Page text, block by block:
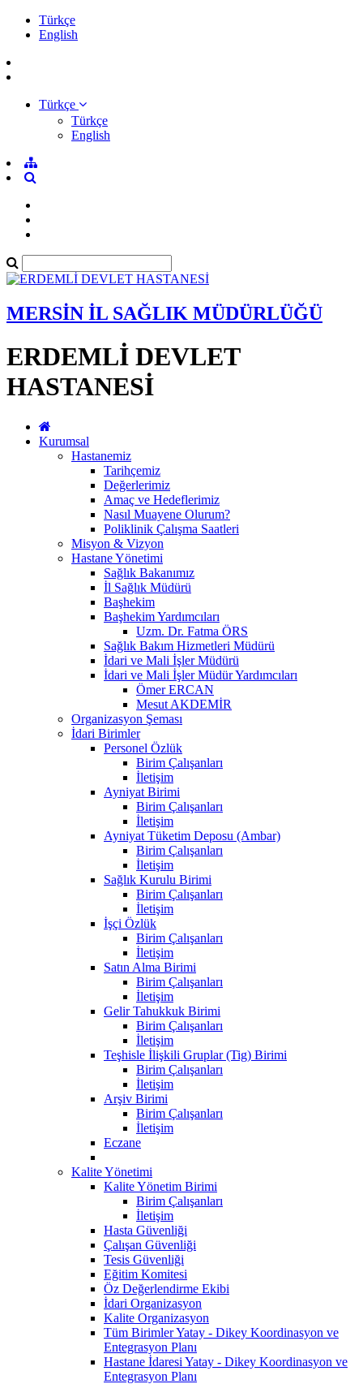
Türkçe
English
Türkçe
Türkçe
English
MERSİN İL SAĞLIK MÜDÜRLÜĞÜ
ERDEMLİ DEVLET
HASTANESİ
Kurumsal
Hastanemiz
Tarihçemiz
Değerlerimiz
Amaç ve Hedeflerimiz
Nasıl Muayene Olurum?
Poliklinik Çalışma Saatleri
Misyon & Vizyon
Hastane Yönetimi
Sağlık Bakanımız
İl Sağlık Müdürü
Başhekim
Başhekim Yardımcıları
Uzm. Dr. Fatma ÖRS
Sağlık Bakım Hizmetleri Müdürü
İdari ve Mali İşler Müdürü
İdari ve Mali İşler Müdür Yardımcıları
Ömer ERCAN
Mesut AKDEMİR
Organizasyon Şeması
İdari Birimler
Personel Özlük
Birim Çalışanları
İletişim
Ayniyat Birimi
Birim Çalışanları
İletişim
Ayniyat Tüketim Deposu (Ambar)
Birim Çalışanları
İletişim
Sağlık Kurulu Birimi
Birim Çalışanları
İletişim
İşçi Özlük
Birim Çalışanları
İletişim
Satın Alma Birimi
Birim Çalışanları
İletişim
Gelir Tahukkuk Birimi
Birim Çalışanları
İletişim
Teşhisle İlişkili Gruplar (Tig) Birimi
Birim Çalışanları
İletişim
Arşiv Birimi
Birim Çalışanları
İletişim
Eczane
Kalite Yönetimi
Kalite Yönetim Birimi
Birim Çalışanları
İletişim
Hasta Güvenliği
Çalışan Güvenliği
Tesis Güvenliği
Eğitim Komitesi
Öz Değerlendirme Ekibi
İdari Organizasyon
Kalite Organizasyon
Tüm Birimler Yatay - Dikey Koordinasyon ve
Entegrasyon Planı
Hastane İdaresi Yatay - Dikey Koordinasyon ve
Entegrasyon Planı